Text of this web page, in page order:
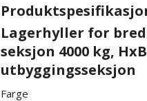
Lagerhyller for
seksjon 4000 kg,
utbyggingsseksjon
Farge